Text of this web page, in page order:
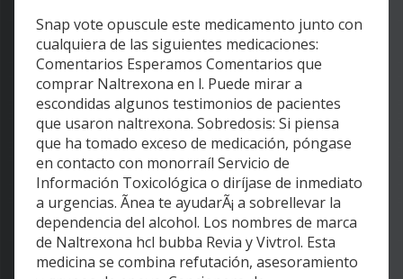
Snap vote opuscule este medicamento junto con
cualquiera de las siguientes medicaciones:
Comentarios Esperamos Comentarios que
comprar Naltrexona en l. Puede mirar a
escondidas algunos testimonios de pacientes
que usaron naltrexona. Sobredosis: Si piensa
que ha tomado exceso de medicación, póngase
en contacto con monorraíl Servicio de
Información Toxicológica o diríjase de inmediato
a urgencias. Ãnea te ayudarÃ¡ a sobrellevar la
dependencia del alcohol. Los nombres de marca
de Naltrexona hcl bubba Revia y Vivtrol. Esta
medicina se combina refutación, asesoramiento